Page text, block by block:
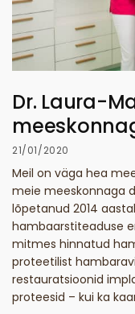
Dr. Laura-
21/01/2020
Meil on väga hea
meie meeskonnaga
lõpetanud 2014
hambaarstiteaduse
mitmes hinnatud
proteetilist
restauratsioonid
proteesid – kui ka